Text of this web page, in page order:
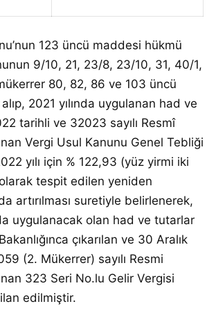
123 üncü maddesi hükmü
9/10, 21, 23/8, 23/10, 31, 40/1,
80, 82, 86 ve 103 üncü
2021 yılında uygulanan had ve
tarihli ve 32023 sayılı Resmî
Vergi Usul Kanunu Genel Tebliği
yılı için % 122,93 (yüz yirmi iki
tespit edilen yeniden
artırılması suretiyle belirlenerek,
uygulanacak olan had ve tutarlar
çıkarılan ve 30 Aralık
(2. Mükerrer) sayılı Resmi
323 Seri No.lu Gelir Vergisi
edilmiştir.